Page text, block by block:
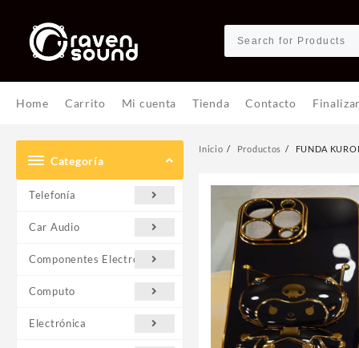
contenido
Home Carrito Mi cuenta Tienda Contacto
Categoría
Telefonía
Car Audio
Componentes Electrónicos
Computo
Electrónica
Inicio Productos FUNDA